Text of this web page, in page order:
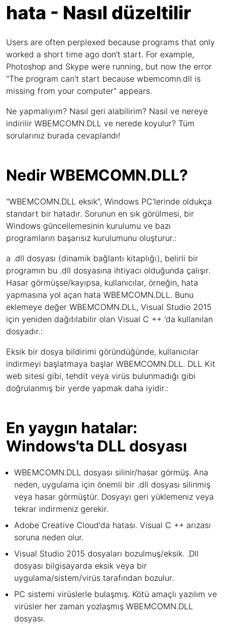
hata - Nasıl düzeltilir
Users are often perplexed because programs that only
worked a short time ago don't start. For example,
Photoshop and Skype were running, but now the error
"The program can't start because wbemcomn.dll is
missing from your computer" appears.
Ne yapmalıyım? Nasıl geri alabilirim? Nasıl ve nereye
indirilir WBEMCOMN.DLL ve nerede koyulur? Tüm
sorularınız burada cevaplandı!
Nedir WBEMCOMN.DLL?
"WBEMCOMN.DLL eksik", Windows PC'lerinde oldukça
standart bir hatadır. Sorunun en sık görülmesi, bir
Windows güncellemesinin kurulumu ve bazı
programların başarısız kurulumunu oluşturur.:
a .dll dosyası (dinamik bağlantı kitaplığı), belirli bir
programın bu .dll dosyasına ihtiyacı olduğunda çalışır.
Hasar görmüşse/kayıpsa, kullanıcılar, örneğin, hata
yapmasına yol açan hata WBEMCOMN.DLL. Bunu
eklemeye değer WBEMCOMN.DLL, Visual Studio 2015
için yeniden dağıtılabilir olan Visual C ++ 'da kullanılan
dosyadır.:
Eksik bir dosya bildirimi göründüğünde, kullanıcılar
indirmeyi başlatmaya başlar WBEMCOMN.DLL. DLL Kit
web sitesi gibi, tehdit veya virüs bulunmadığı gibi
doğrulanmış bir yerde yapmak daha iyidir.:
En yaygın hatalar:
Windows'ta DLL dosyası
WBEMCOMN.DLL dosyası silinir/hasar görmüş. Ana
neden, uygulama için önemli bir .dll dosyası silinmiş
veya hasar görmüştür. Dosyayı geri yüklemeniz veya
tekrar indirmeniz gerekir.
Adobe Creative Cloud'da hatası. Visual C ++ arızası
soruna neden olur.
Visual Studio 2015 dosyaları bozulmuş/eksik. .Dll
dosyası bilgisayarda eksik veya bir
uygulama/sistem/virüs tarafından bozulur.
PC sistemi virüslerle bulaşmış. Kötü amaçlı yazılım ve
virüsler her zaman yozlaşmış WBEMCOMN.DLL
dosyası.